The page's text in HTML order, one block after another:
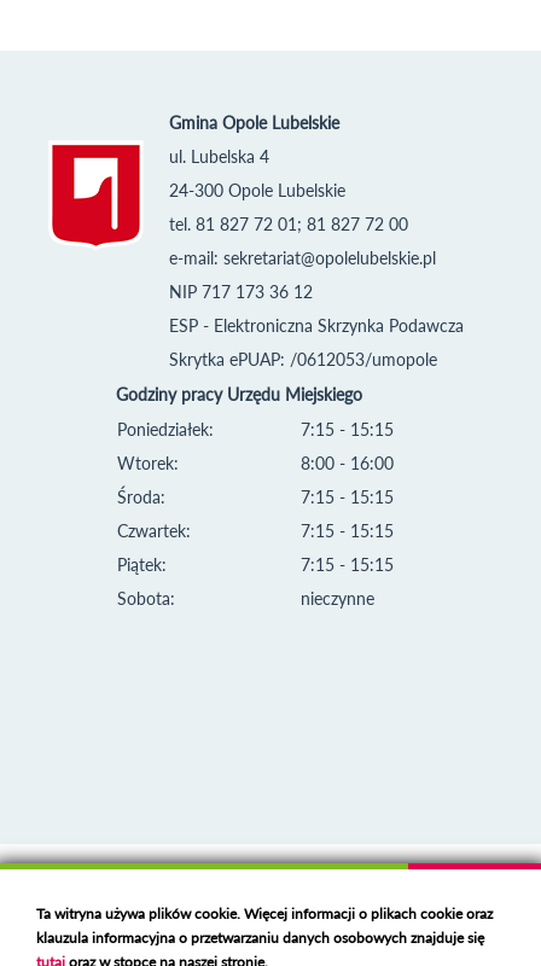
Gmina Opole Lubelskie
ul. Lubelska 4
24-300 Opole Lubelskie
tel. 81 827 72 01; 81 827 72 00
e-mail: sekretariat@opolelubelskie.pl
NIP 717 173 36 12
ESP - Elektroniczna Skrzynka Podawcza
Skrytka ePUAP: /0612053/umopole
Godziny pracy Urzędu Miejskiego
Poniedziałek:
Wtorek:
Środa:
Czwartek:
Piątek:
Sobota:
7:15 - 15:15
8:00 - 16:00
7:15 - 15:15
7:15 - 15:15
7:15 - 15:15
nieczynne
Deklaracja dostępności
Polski serwer RBLhttps://polspam.pl/
Ta witryna używa plików cookie. Więcej informacji o plikach cookie oraz
klauzula informacyjna o przetwarzaniu danych osobowych znajduje się
tutajoraz w stopce na naszej stronie.